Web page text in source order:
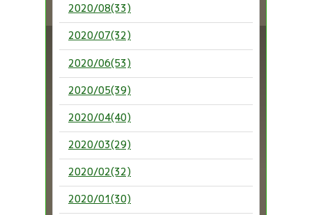
2020/08(33)
2020/07(32)
2020/06(53)
2020/05(39)
2020/04(40)
2020/03(29)
2020/02(32)
2020/01(30)